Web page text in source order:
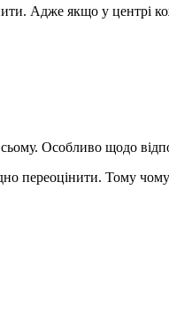
Адже якщо у центрі
Особливо щодо
переоцінити. Тому чому